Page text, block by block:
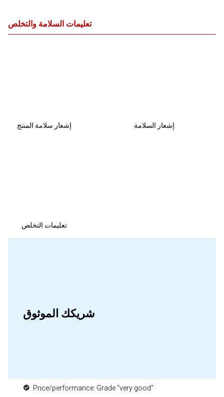
تعليمات السلامة والتخلص
إشعار سلامة المنتج إشعار السلامة
تعليمات التخلص
شريكك الموثوق
Price/performance: Grade "very good"